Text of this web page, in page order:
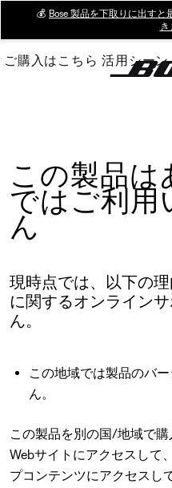
Main
💰 Bose 製品を下取りに出す
き
ご購入はこちら 活用シーン
この製品
ではご利用
ん
現時点では、以下の
に関するオンライン
ん。
この地域では製品のバ
ん。
この製品を別の国/地域で
Webサイトにアクセスして
プコンテンツにアクセスし